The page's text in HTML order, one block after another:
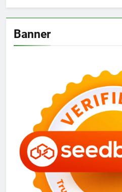
Banner